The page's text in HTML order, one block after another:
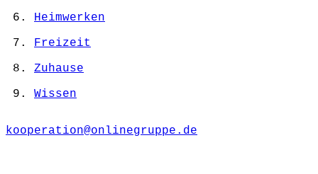
Heimwerken
Freizeit
Zuhause
Wissen
kooperation@onlinegruppe.de